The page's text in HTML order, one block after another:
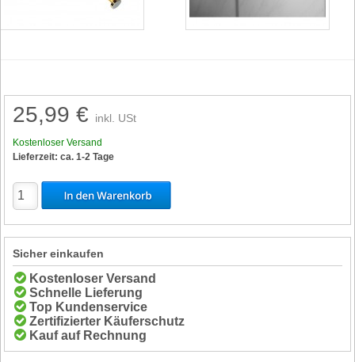
25,99 € inkl. USt
Kostenloser Versand
Lieferzeit: ca. 1-2 Tage
Sicher einkaufen
Kostenloser Versand
Schnelle Lieferung
Top Kundenservice
Zertifizierter Käuferschutz
Kauf auf Rechnung